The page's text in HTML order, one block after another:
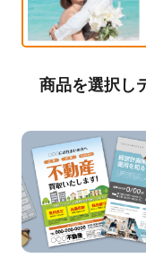
商品を選択し